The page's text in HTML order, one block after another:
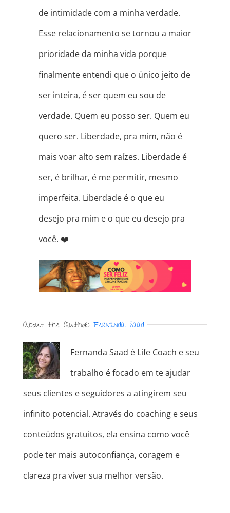
de intimidade com a minha verdade.
Esse relacionamento se tornou a maior
prioridade da minha vida porque
finalmente entendi que o único jeito de
ser inteira, é ser quem eu sou de
verdade. Quem eu posso ser. Quem eu
quero ser. Liberdade, pra mim, não é
mais voar alto sem raízes. Liberdade é
ser, é brilhar, é me permitir, mesmo
imperfeita. Liberdade é o que eu
desejo pra mim e o que eu desejo pra
você. ❤️
About the Author: Fernanda Saad
Fernanda Saad é Life Coach e seu
trabalho é focado em te ajudar
seus clientes e seguidores a atingirem seu
infinito potencial. Através do coaching e seus
conteúdos gratuitos, ela ensina como você
pode ter mais autoconfiança, coragem e
clareza pra viver sua melhor versão.